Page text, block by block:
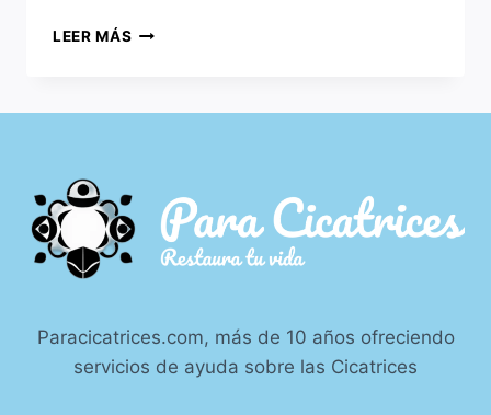
LEER MÁS CICATRICES
Paracicatrices.com, más de 10 años ofreciendo
servicios de ayuda sobre las Cicatrices